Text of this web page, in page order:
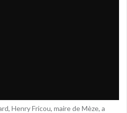
Henry Fricou, maire de Mèze, a